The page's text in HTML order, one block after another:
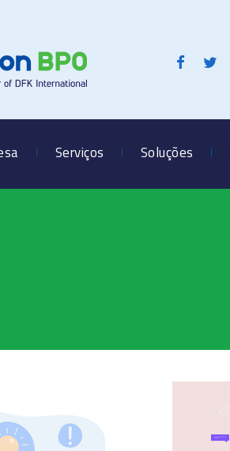
Serviços Soluções